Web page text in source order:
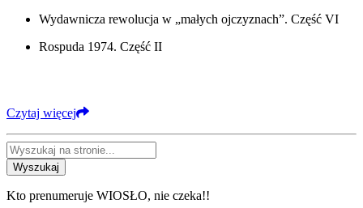
Wydawnicza rewolucja w „małych ojczyznach”. Część VI
Rospuda 1974. Część II
Czytaj więcej
Wyszukaj
Kto prenumeruje WIOSŁO, nie czeka!!